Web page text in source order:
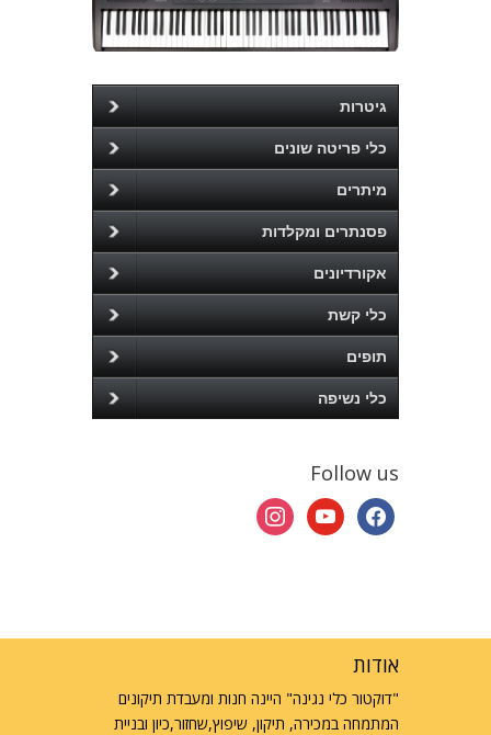
גיטרות
כלי פריטה שונים
מיתרים
פסנתרים ומקלדות
אקורדיונים
כלי קשת
תופים
כלי נשיפה
Follow us
facebook
youtube
instagram
אודות
"דוקטור כלי נגינה" היינה חנות ומעבדת תיקונים
המתמחה במכירה, תיקון, שיפוץ,שחזור,כיון ובניית